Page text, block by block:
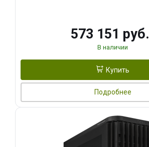
573 151 руб.
В наличии
Купить
Подробнее